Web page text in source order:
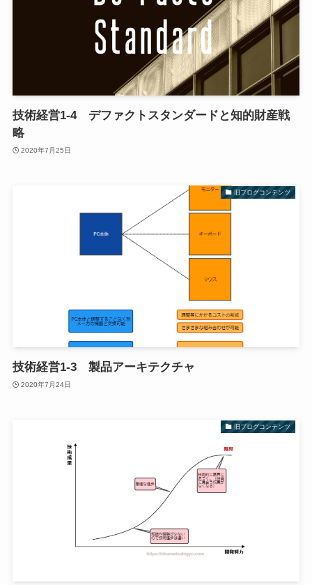
技術経営1-4 デファクトスタンダードと知的財産戦
略
2020年7月25日
旧ブログコンテンツ
技術経営1-3 製品アーキテクチャ
2020年7月24日
旧ブログコンテンツ